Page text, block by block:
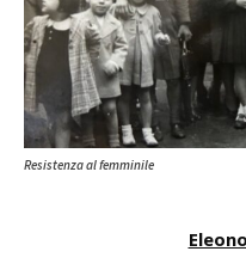
Resistenza al femminile